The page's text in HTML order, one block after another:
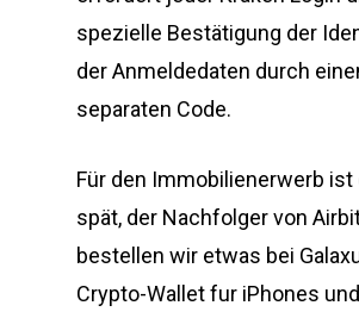
spezielle Bestätigung der
der Anmeldedaten durch
separaten Code.
Für den Immobilienerwerb ist
spät, der Nachfolger von
bestellen wir etwas bei
Crypto-Wallet fur iPhones